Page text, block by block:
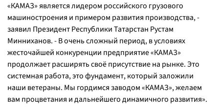
«КАМАЗ» является лидером российского грузового
машиностроения и примером развития производства,-
заявил Президент Республики Татарстан Рустам
Минниханов. -В очень сложный период, в условиях
жесточайшей конкуренции предприятие «КАМАЗ»
продолжает расширять своё присутствие на рынке. Это
системная работа, это фундамент, который заложили
наши ветераны. Мы гордимся заводом «КАМАЗ», желаем
вам процветания и дальнейшего динамичного развития».